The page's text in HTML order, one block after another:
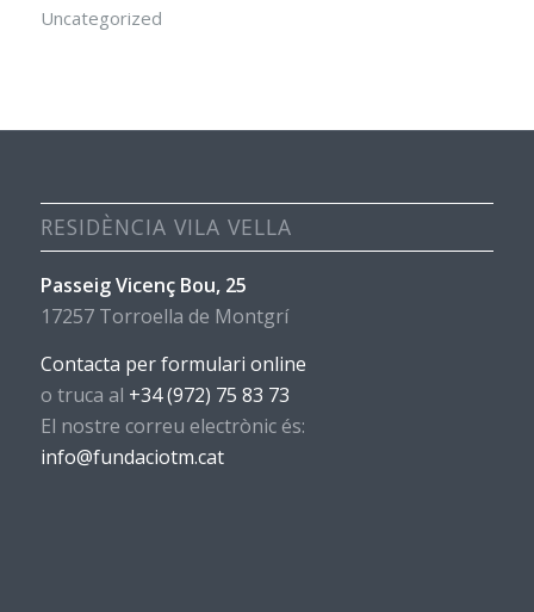
Uncategorized
RESIDÈNCIA VILA VELLA
Passeig Vicenç Bou, 25
17257 Torroella de Montgrí
Contacta per formulari online
o truca al +34 (972) 75 83 73
El nostre correu electrònic és:
info@fundaciotm.cat